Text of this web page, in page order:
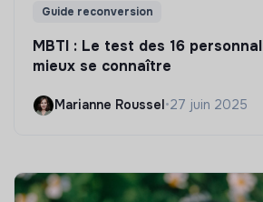
Guide reconversion
MBTI : Le test des 16
mieux se connaître
Marianne Roussel •27 juin 2025